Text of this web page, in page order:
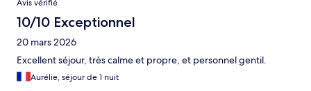
Avis vérifié
10/10 Exceptionnel
20 mars 2026
Excellent séjour, très calme et propre, et personnel gentil.
Aurélie, séjour de 1 nuit